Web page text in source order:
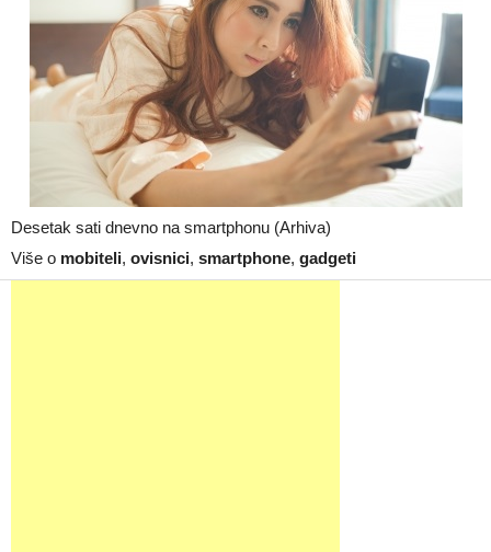
Desetak sati dnevno na smartphonu (Arhiva)
Više o mobiteli, ovisnici, smartphone, gadgeti